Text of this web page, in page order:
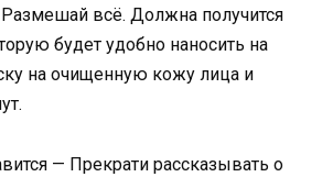
всё. Должна получится
будет удобно наносить на
на очищенную кожу лица и
— Прекрати рассказывать о